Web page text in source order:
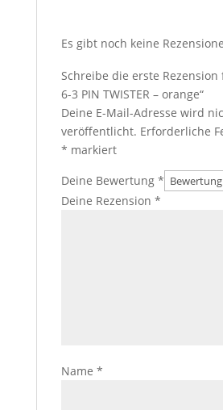
Es gibt noch keine
Schreibe die erste Rezension
6-3 PIN TWISTER – orange“
Deine E-Mail-Adresse wird
veröffentlicht. Erforderliche
* markiert
Deine Bewertung *
Deine Rezension *
Name *